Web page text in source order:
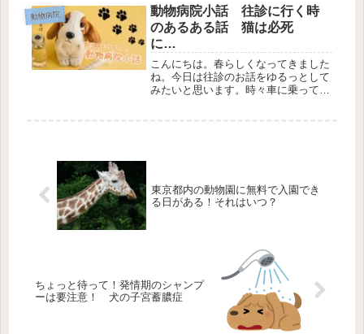
ら近い場所で探してください。ずっと
お世話になっている動物病院がある方
も...
動物病院
動物病院小話 往診に行く時
のあるある話 猫は必死
に…
こんにちは。春らしくなってきました
ね。今日は往診のお話をゆるっとして
みたいと思います。時々車に乗って往
東京都内の動物園に無料で入園でき
る日がある！それはいつ？
ちょっと待って！発情期のシャンプ
ーは要注意！ 犬の子宮蓄膿症